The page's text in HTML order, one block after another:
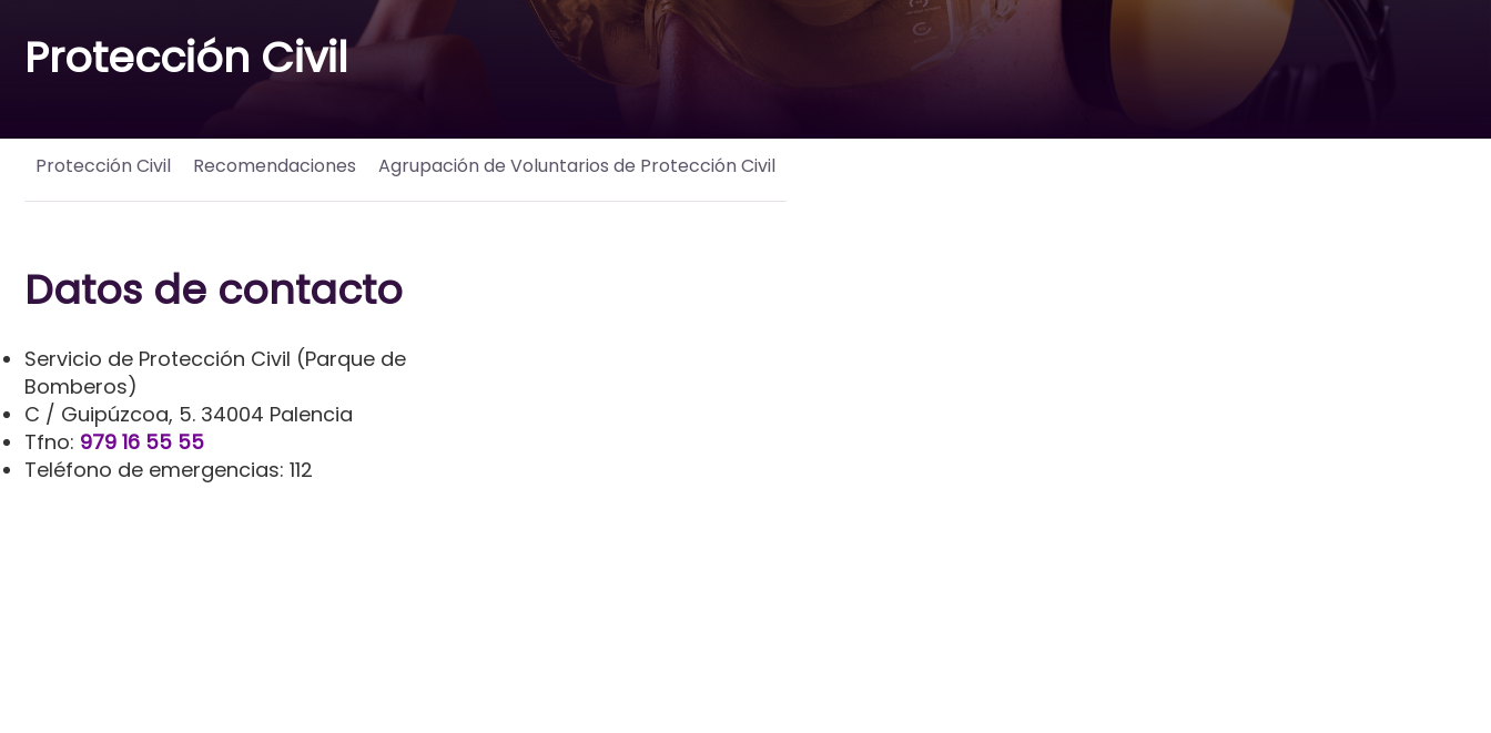
Protección Civil
Protección Civil Recomendaciones Agrupación de Voluntarios de Protección Civil
Datos de contacto
Servicio de Protección Civil (Parque de
Bomberos)
C / Guipúzcoa, 5. 34004 Palencia
Tfno: 979 16 55 55
Teléfono de emergencias: 112